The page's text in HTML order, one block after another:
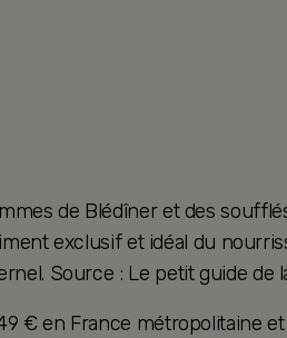
de Blédîner et des
exclusif et idéal du
Source : Le petit guide
€ en France métropolitaine